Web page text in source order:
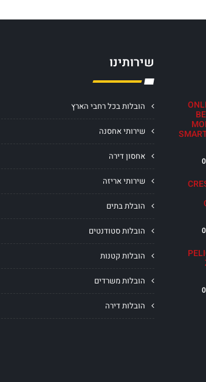
0
0
0
שירותינו
הובלות בכל רחבי הארץ
שירותי אחסנה
אחסון דירה
שירותי אריזה
הובלת בתים
הובלות סטודנטים
הובלות קטנות
הובלות משרדים
הובלות דירה